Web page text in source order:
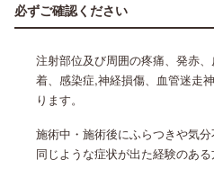
必ずご確認ください
注射部位及び周囲の疼痛、発赤
着、感染症,神経損傷、血管迷走
ります。
施術中・施術後にふらつきや気
同じような症状が出た経験のあ